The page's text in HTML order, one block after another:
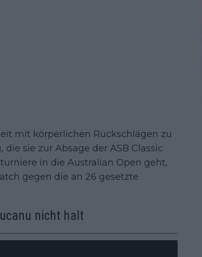
mit körperlichen Rückschlägen zu
sie zur Absage der ASB Classic
in die Australian Open geht,
gegen die an 26 gesetzte
nicht halt